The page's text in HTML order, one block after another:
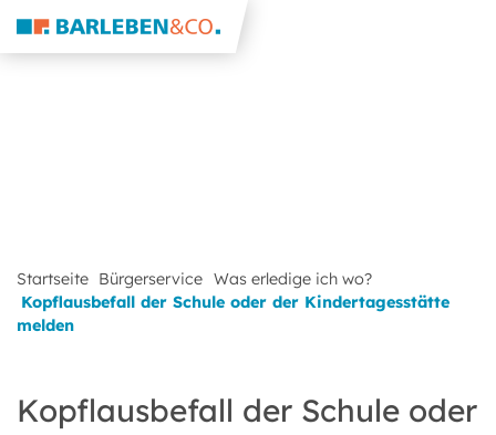
Startseite Bürgerservice Was erledige ich wo?
Kopflausbefall der Schule oder der Kindertagesstätte
melden
Kopflausbefall der Schule oder